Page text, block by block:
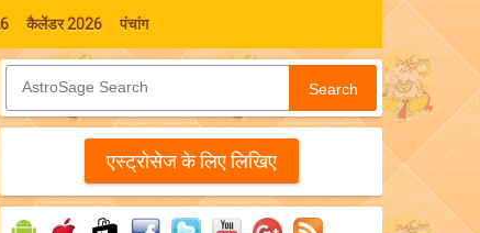
कैलेंडर 2026 पंचांग
Search
एस्‍ट्रोसेज के लिए लिखिए